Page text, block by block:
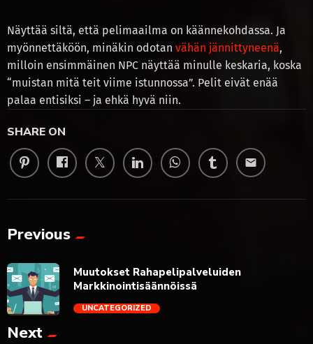
Näyttää siltä, että pelimaailma on käännekohdassa. Ja
myönnettäköön, minäkin odotan vähän jännittyneenä,
milloin ensimmäinen NPC näyttää minulle keskaria, koska
“muistan mitä teit viime istunnossa”. Pelit eivät enää
palaa entisiksi – ja ehkä hyvä niin.
SHARE ON
email
Previous
Muutokset Rahapelipalveluiden
Markkinointisäännöissä
UNCATEGORIZED
Next